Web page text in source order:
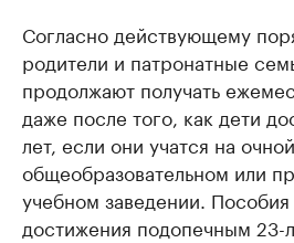
Согласно действующему
родители и патронатные
продолжают получать
даже после того, как дети
лет, если они учатся на
общеобразовательном или
учебном заведении.
достижения подопечным 23-